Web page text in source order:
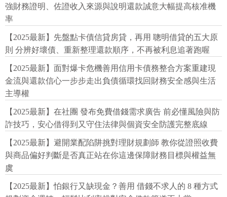
強財務證明、佐證收入來源與說明還款誠意大幅提高核准機
率
【2025最新】先盤點卡債信貸房貸，再用 聰明借貸的五大原
則 分辨好壞債、重新整理還款順序，不再被利息追著跑喔
【2025最新】面對爆卡危機善用信用卡債務整合方案重建現
金流與還款信心一步步走出負債循環找回財務安全感與生活
主導權
【2025最新】在社團 發布免費借錢需求廣告 前必懂風險與防
詐技巧，安心借得到又守住法律與個資安全防護完整底線
【2025最新】避開業配陷阱挑對理財規劃師 教你從證照收費
與商品偏好判斷是否真正站在你這邊保障財務目標與權益無
虞
【2025最新】怕銀行又缺現金？善用 借錢不求人的 8 種方式